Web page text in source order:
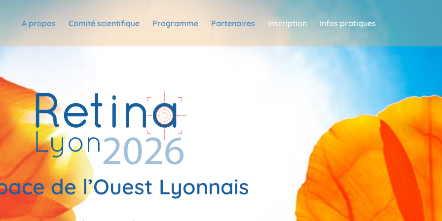
A propos Comité scientifique Programme Partenaires Inscription Infos pratiques
de l’Ouest Lyonnais